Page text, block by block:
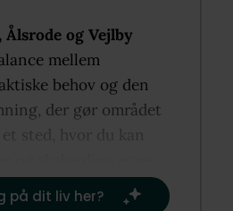
Ålsrode og Vejlby
mellem
behov og den
der gør området
sted, hvor du kan
på dit liv her?​